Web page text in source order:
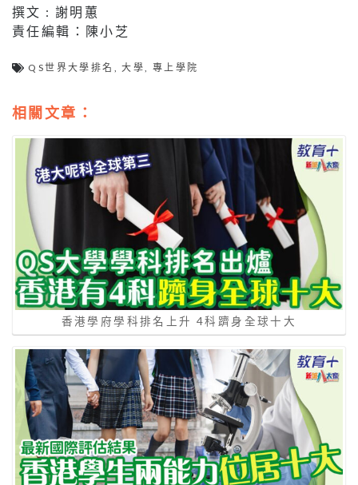
撰文 : 謝明蕙
責任編輯：陳小芝
QS世界大學排名 ,大學,專上學院
相關文章：
香港學府學科排名上升 4科躋身全球十大